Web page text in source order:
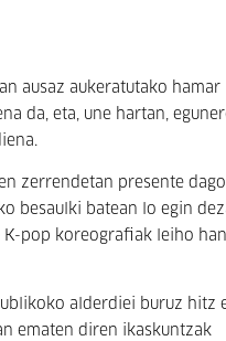
ausaz aukeratutako hamar
da, eta, une hartan,
zerrendetan presente
besaulki batean lo egin
pop koreografiak leiho
alderdiei buruz hitz
ematen diren ikaskuntzak